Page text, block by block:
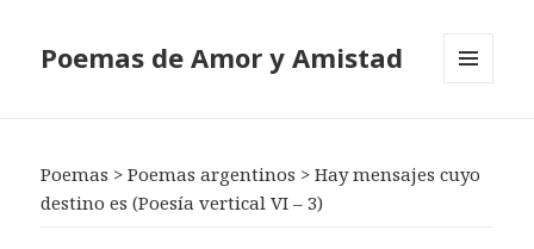
Poemas de Amor y Amistad
Poemas >Poemas argentinos >Hay mensajes cuyo
destino es (Poesía vertical VI – 3)